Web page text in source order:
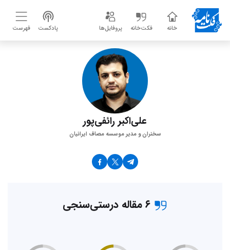
خانه فکت‌خانه پروفایل‌ها پادکست فهرست
علی‌اکبر رائفی‌پور
سخنران و مدیر موسسه مصاف ایرانیان
۶ مقاله درستی‌سنجی